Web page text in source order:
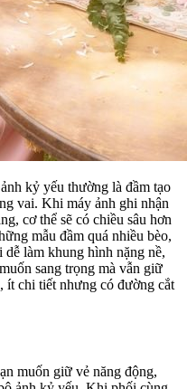
kỷ yếu thường là đầm tạo
vai. Khi máy ảnh ghi nhận
cơ thể sẽ có chiều sâu hơn
mẫu đầm quá nhiều bèo,
làm khung hình nặng nề,
sang trọng mà vẫn giữ
ít chi tiết nhưng có đường cắt
muốn giữ vẻ năng động,